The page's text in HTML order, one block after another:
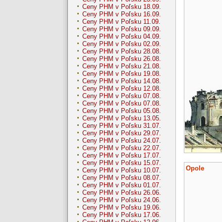
Ceny PHM v Poľsku 18.09.
Ceny PHM v Poľsku 16.09.
Ceny PHM v Poľsku 11.09.
Ceny PHM v Poľsku 09.09.
Ceny PHM v Poľsku 04.09.
Ceny PHM v Poľsku 02.09.
Ceny PHM v Poľsku 28.08.
Ceny PHM v Poľsku 26.08.
Ceny PHM v Poľsku 21.08.
Ceny PHM v Poľsku 19.08.
Ceny PHM v Poľsku 14.08.
Ceny PHM v Poľsku 12.08.
Ceny PHM v Poľsku 07.08.
Ceny PHM v Poľsku 07.08.
Ceny PHM v Poľsku 05.08.
Ceny PHM v Poľsku 13.05.
Ceny PHM v Poľsku 31.07.
Ceny PHM v Poľsku 29.07.
Ceny PHM v Poľsku 24.07.
Ceny PHM v Poľsku 22.07.
Ceny PHM v Poľsku 17.07.
Ceny PHM v Poľsku 15.07.
Ceny PHM v Poľsku 10.07.
Ceny PHM v Poľsku 08.07.
Ceny PHM v Poľsku 01.07.
Ceny PHM v Poľsku 26.06.
Ceny PHM v Poľsku 24.06.
Ceny PHM v Poľsku 19.06.
Ceny PHM v Poľsku 17.06.
Opole